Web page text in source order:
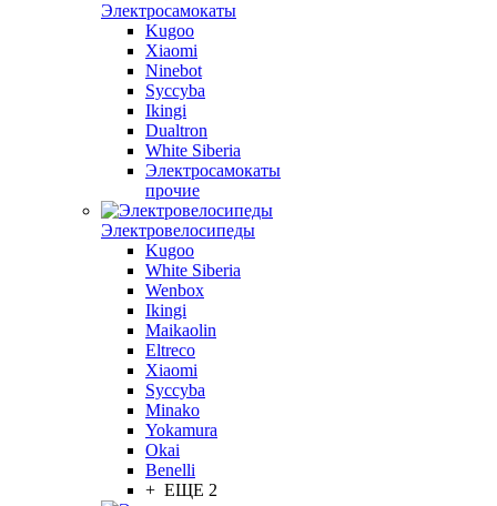
Электросамокаты
Kugoo
Xiaomi
Ninebot
Syccyba
Ikingi
Dualtron
White Siberia
Электросамокаты
прочие
Электровелосипеды
Kugoo
White Siberia
Wenbox
Ikingi
Maikaolin
Eltreco
Xiaomi
Syccyba
Minako
Yokamura
Okai
Benelli
+ ЕЩЕ 2